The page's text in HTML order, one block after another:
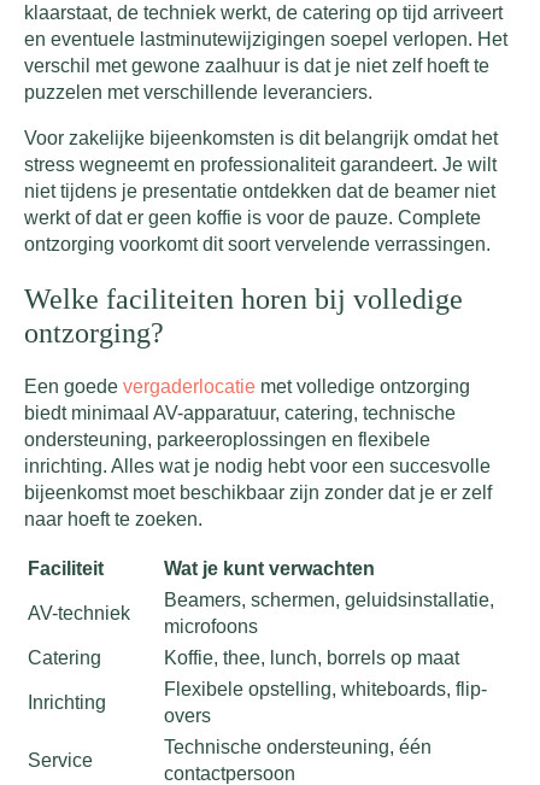
klaarstaat, de techniek werkt, de catering op tijd arriveert
en eventuele lastminute­wijzigingen soepel verlopen. Het
verschil met gewone zaalhuur is dat je niet zelf hoeft te
puzzelen met verschillende leveranciers.
Voor zakelijke bijeenkomsten is dit belangrijk omdat het
stress wegneemt en professionaliteit garandeert. Je wilt
niet tijdens je presentatie ontdekken dat de beamer niet
werkt of dat er geen koffie is voor de pauze. Complete
ontzorging voorkomt dit soort vervelende verrassingen.
Welke faciliteiten horen bij volledige
ontzorging?
Een goede vergaderlocatie met volledige ontzorging
biedt minimaal AV-apparatuur, catering, technische
ondersteuning, parkeeroplossingen en flexibele
inrichting. Alles wat je nodig hebt voor een succesvolle
bijeenkomst moet beschikbaar zijn zonder dat je er zelf
naar hoeft te zoeken.
Faciliteit Wat je kunt verwachten
AV-techniek
Beamers, schermen, geluidsinstallatie,
microfoons
Catering
Koffie, thee, lunch, borrels op maat
Inrichting
Flexibele opstelling, whiteboards, flip-
overs
Service
Technische ondersteuning, één
contactpersoon